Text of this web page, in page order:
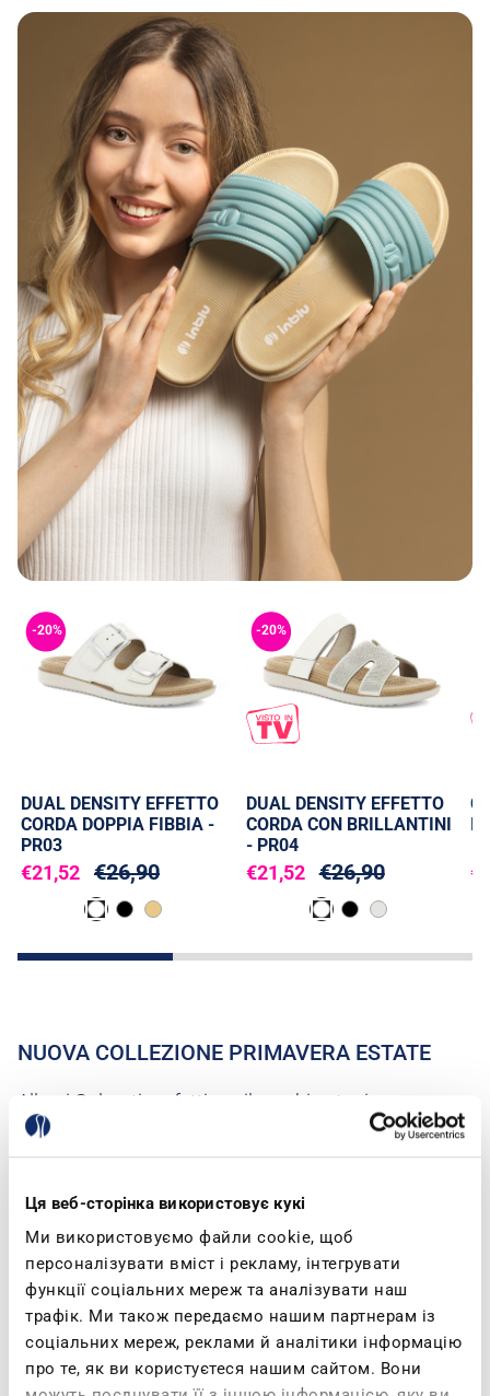
Ця веб-сторінка використовує кукі
Ми використовуємо файли cookie, щоб
персоналізувати вміст і рекламу, інтегрувати
функції соціальних мереж та аналізувати наш
трафік. Ми також передаємо нашим партнерам із
соціальних мереж, реклами й аналітики інформацію
про те, як ви користуєтеся нашим сайтом. Вони
-20%
DUAL DENSITY EFFETTO
CORDA DOPPIA FIBBIA -
PR03
€21,52 €26,90
-20%
DUAL DENSITY EFFETTO
CORDA CON BRILLANTINI
- PR04
€21,52 €26,90
NUOVA COLLEZIONE PRIMAVERA ESTATE
Allegri Colorati perfetti per il cambio stagione,
comode sneakers per il tuo tempo libero e inblu
pensate per il tuo Benessere. Abbiamo tutto quello